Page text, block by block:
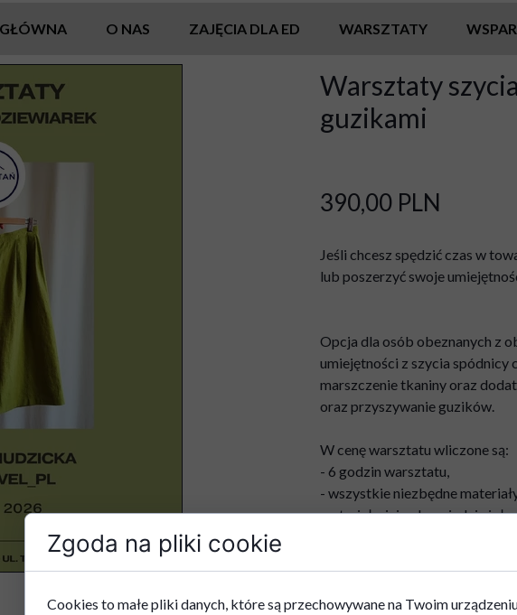
O NAS ZAJĘCIA DLA ED WARSZTATY
Jeśli chcesz spędzić czas w
lub poszerzyć swoje
Opcja dla osób obeznanych z
umiejętności z szycia spódnicy
marszczenie tkaniny oraz
oraz przyszywanie guzików.
W cenę warsztatu wliczone są:
- 6 godzin warsztatu,
- wszystkie niezbędne
materiał, nici, odpowiednia
390,00 PLN
Warsztaty
guzikami
Zgoda na pliki cookie
Cookies to małe pliki danych, które są przechowywane na Twoim